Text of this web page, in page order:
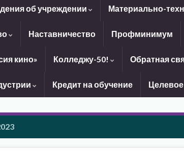
об учреждении Материально-
Наставничество Профминимум
кино» Колледжу-50! Обратная
Кредит на обучение